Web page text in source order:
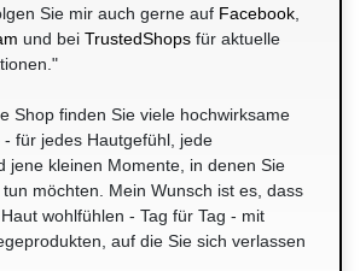
Sie mir auch gerne auf Facebook
und bei TrustedShops für aktuelle
Shop finden Sie viele hochwirksame
- für jedes Hautgefühl, jede
jene kleinen Momente, in denen Sie
möchten. Mein Wunsch ist es, dass
wohlfühlen - Tag für Tag - mit
auf die Sie sich verlassen